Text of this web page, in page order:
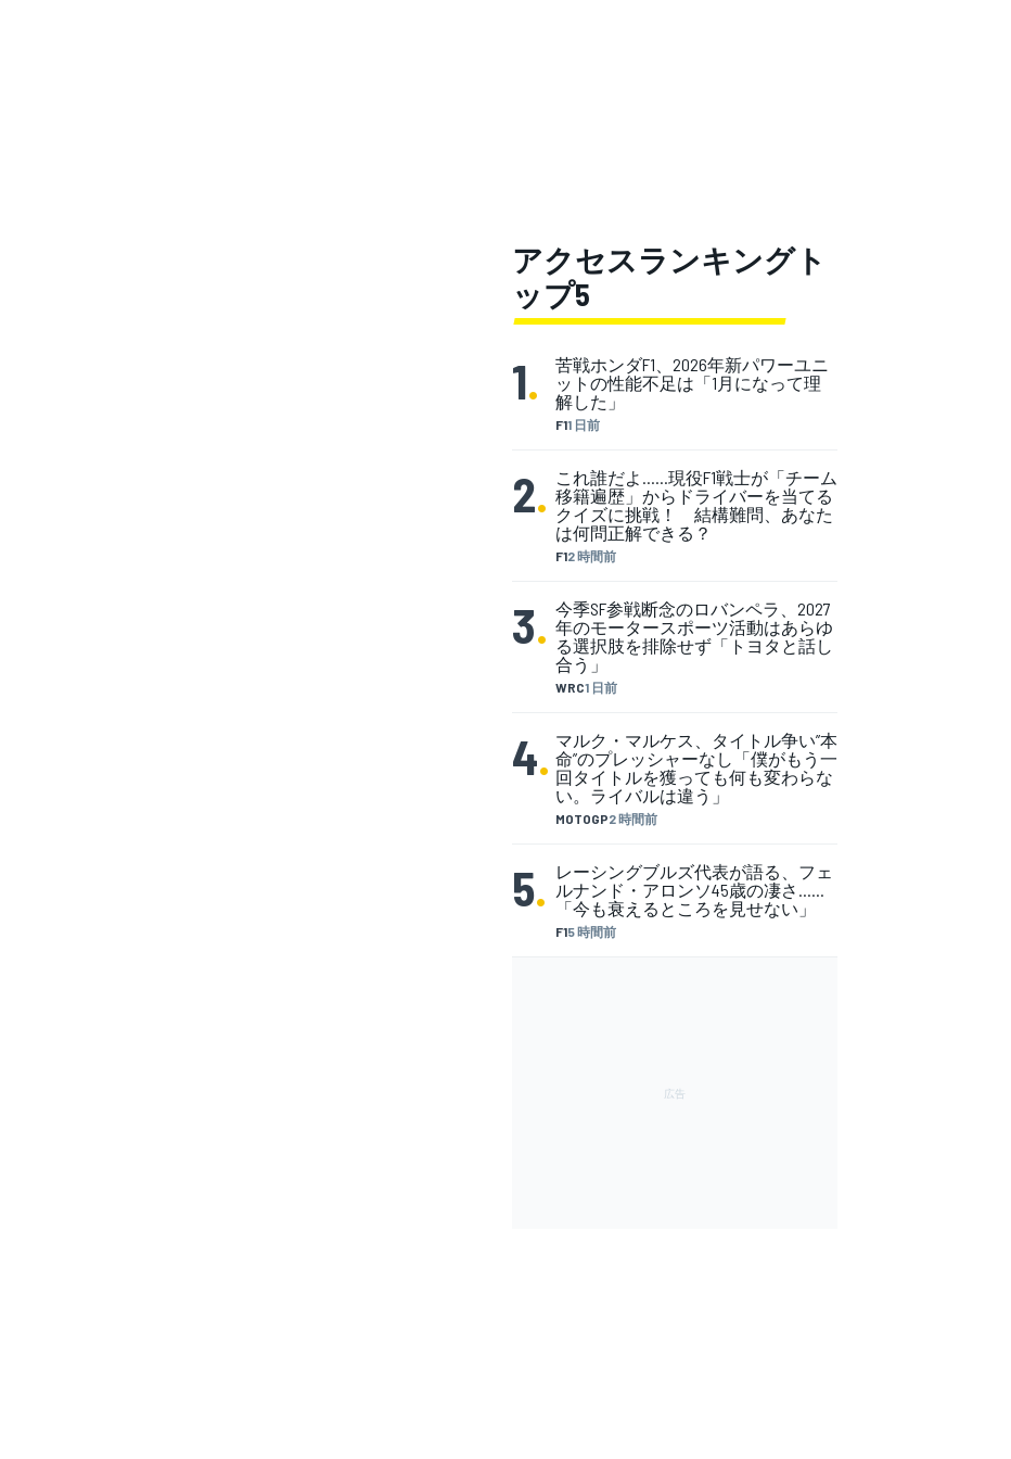
アクセスランキングト
ップ5
1.
F11 日前
苦戦ホンダF1、2026年新パワーユニ
ットの性能不足は「1月になって理
解した」
2.
F12 時間前
これ誰だよ……現役F1戦士が「チーム
移籍遍歴」からドライバーを当てる
クイズに挑戦！ 結構難問、あなた
は何問正解できる？
3.
WRC1 日前
今季SF参戦断念のロバンペラ、2027
年のモータースポーツ活動はあらゆ
る選択肢を排除せず「トヨタと話し
合う」
4.
MOTOGP2 時間前
マルク・マルケス、タイトル争い”本
命”のプレッシャーなし「僕がもう一
回タイトルを獲っても何も変わらな
い。ライバルは違う」
5.
F15 時間前
レーシングブルズ代表が語る、フェ
ルナンド・アロンソ45歳の凄さ……
「今も衰えるところを見せない」